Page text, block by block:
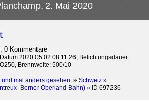
2. Mai 2020
0 Kommentare
2020:05:02 08:11:26, Belichtungsdauer:
Brennweite: 500/10
mal anders gesehen. » Schweiz »
Oberland-Bahn) » ID 697236